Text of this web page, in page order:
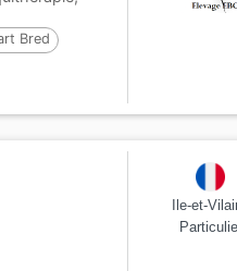
Bred
Ile-et-